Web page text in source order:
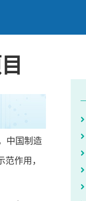
中国制造
作用，